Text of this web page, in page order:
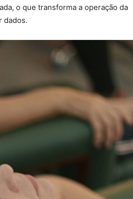
o que transforma a operação da
dados.